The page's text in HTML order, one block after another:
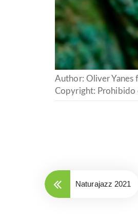
Author: Oliver Yanes
Copyright: Prohibido
Naturajazz 2021